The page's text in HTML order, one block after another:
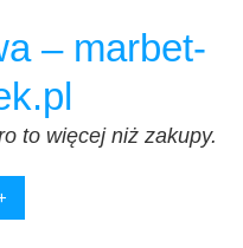
– marbet-
to więcej niż zakupy.